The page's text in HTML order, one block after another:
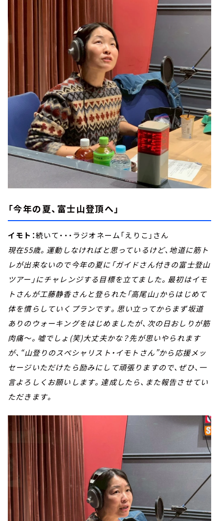
「今年の夏、富士山登頂へ」
イモト：続いて・・・ラジオネーム「えりこ」さん
現在55歳。運動しなければと思っているけど、地道に筋ト
レが出来ないので今年の夏に「ガイドさん付きの富士登山
ツアー」にチャレンジする目標を立てました。最初はイモ
トさんが工藤静香さんと登られた「高尾山」からはじめて
体を慣らしていくプランです。思い立ってからまず坂道
ありのウォーキングをはじめましたが、次の日おしりが筋
肉痛～。嘘でしょ(笑)大丈夫かな？先が思いやられます
が、“山登りのスペシャリスト・イモトさん”から応援メッ
セージいただけたら励みにして頑張りますので、ぜひ、一
言よろしくお願いします。達成したら、また報告させてい
ただきます。